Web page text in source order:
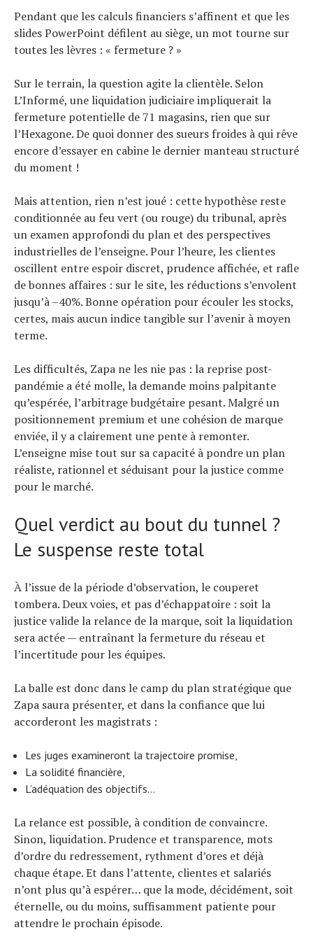
Pendant que les calculs financiers s’affinent et que les
slides PowerPoint défilent au siège, un mot tourne sur
toutes les lèvres : « fermeture ? »
Sur le terrain, la question agite la clientèle. Selon
L’Informé, une liquidation judiciaire impliquerait la
fermeture potentielle de 71 magasins, rien que sur
l’Hexagone. De quoi donner des sueurs froides à qui rêve
encore d’essayer en cabine le dernier manteau structuré
du moment !
Mais attention, rien n’est joué : cette hypothèse reste
conditionnée au feu vert (ou rouge) du tribunal, après
un examen approfondi du plan et des perspectives
industrielles de l’enseigne. Pour l’heure, les clientes
oscillent entre espoir discret, prudence affichée, et rafle
de bonnes affaires : sur le site, les réductions s’envolent
jusqu’à –40%. Bonne opération pour écouler les stocks,
certes, mais aucun indice tangible sur l’avenir à moyen
terme.
Les difficultés, Zapa ne les nie pas : la reprise post-
pandémie a été molle, la demande moins palpitante
qu’espérée, l’arbitrage budgétaire pesant. Malgré un
positionnement premium et une cohésion de marque
enviée, il y a clairement une pente à remonter.
L’enseigne mise tout sur sa capacité à pondre un plan
réaliste, rationnel et séduisant pour la justice comme
pour le marché.
Quel verdict au bout du tunnel ?
Le suspense reste total
À l’issue de la période d’observation, le couperet
tombera. Deux voies, et pas d’échappatoire : soit la
justice valide la relance de la marque, soit la liquidation
sera actée — entraînant la fermeture du réseau et
l’incertitude pour les équipes.
La balle est donc dans le camp du plan stratégique que
Zapa saura présenter, et dans la confiance que lui
accorderont les magistrats :
Les juges examineront la trajectoire promise,
La solidité financière,
L’adéquation des objectifs…
La relance est possible, à condition de convaincre.
Sinon, liquidation. Prudence et transparence, mots
d’ordre du redressement, rythment d’ores et déjà
chaque étape. Et dans l’attente, clientes et salariés
n’ont plus qu’à espérer… que la mode, décidément, soit
éternelle, ou du moins, suffisamment patiente pour
attendre le prochain épisode.